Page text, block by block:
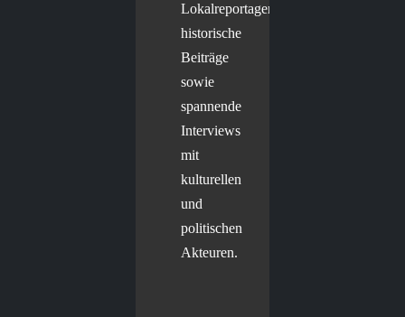
Lokalreportagen,
historische
Beiträge
sowie
spannende
Interviews
mit
kulturellen
und
politischen
Akteuren.